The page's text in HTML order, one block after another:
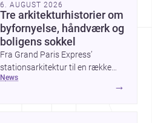
6. AUGUST 2026
Tre arkitekturhistorier om
byfornyelse, håndværk og
boligens sokkel
Fra Grand Paris Express’
stationsarkitektur til en række
projekter, der undersøger
news
→